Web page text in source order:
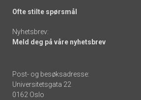
Ofte stilte spørsmål
Nyhetsbrev:
Meld deg på våre nyhetsbrev
Post- og besøksadresse:
Universitetsgata 22
0162 Oslo